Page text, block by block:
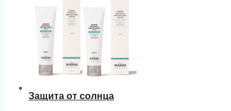
Защита от солнца